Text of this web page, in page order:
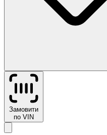
Замовити
по VIN